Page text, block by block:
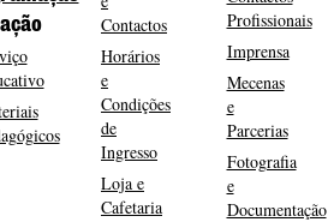
Contactos
Horários
e
Condições
de
Ingresso
Loja e
Cafetaria
Profissionais
Imprensa
Mecenas
e
Parcerias
Fotografia
e
Documentação